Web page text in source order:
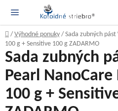
obsah
Domov
/ Výhodné ponuky / Sada zubných
100 g + Sensitive 100 g ZADARMO
Sada zubných
Pearl NanoCare
100 g +